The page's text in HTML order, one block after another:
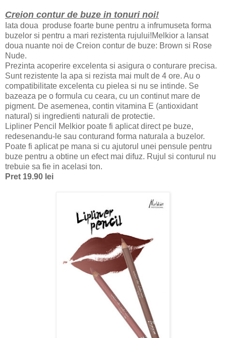
Creion contur de buze in tonuri noi!
Iata doua produse foarte bune pentru a infrumuseta forma
buzelor si pentru a mari rezistenta rujului!Melkior a lansat
doua nuante noi de Creion contur de buze: Brown si Rose
Nude.
Prezinta acoperire excelenta si asigura o conturare precisa.
Sunt rezistente la apa si rezista mai mult de 4 ore. Au o
compatibilitate excelenta cu pielea si nu se intinde. Se
bazeaza pe o formula cu ceara, cu un continut mare de
pigment. De asemenea, contin vitamina E (antioxidant
natural) si ingredienti naturali de protectie.
Lipliner Pencil
Melkior poate fi aplicat direct pe buze,
redesenandu-le sau conturand forma naturala a buzel or.
Poate fi aplicat pe mana si cu ajutorul unei pensule pentru
buze pentru a obtine un efect mai difuz. Rujul si conturul nu
trebuie sa fie in acel asi ton.
Pret 19.90 lei